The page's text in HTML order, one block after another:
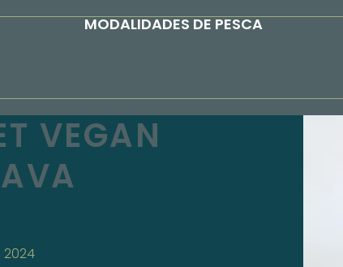
MODALIDADES DE PESCA
VEGAN
2024